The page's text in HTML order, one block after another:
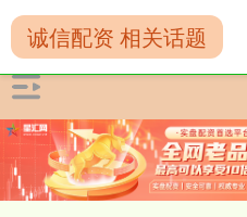
诚信配资 相关话题